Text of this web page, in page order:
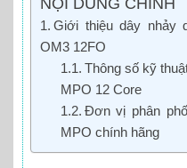
Giới thiệu dây nhảy
OM3 12FO
Thông số kỹ
MPO 12 Core
Đơn vị phân
MPO chính hãng